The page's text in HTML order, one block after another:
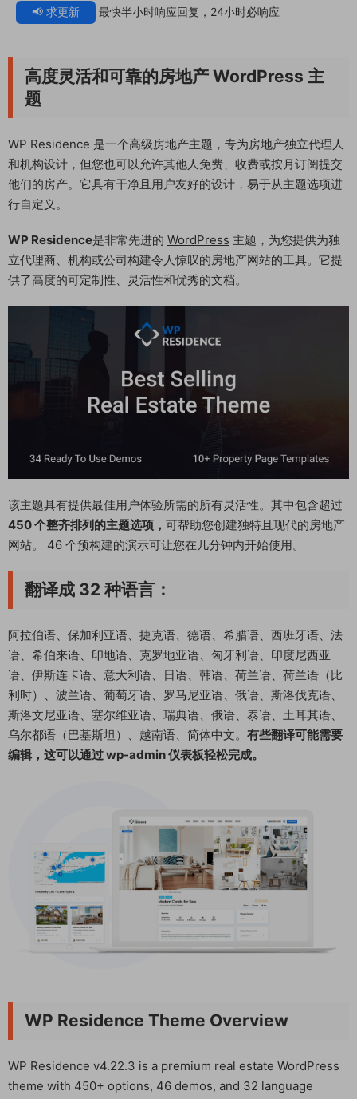
📢 求更新 最快半小时响应回复，24小时必响应
高度灵活和可靠的房地产 WordPress 主
题
WP Residence 是一个高级房地产主题，专为房地产独立代理人
和机构设计，但您也可以允许其他人免费、收费或按月订阅提交
他们的房产。它具有干净且用户友好的设计，易于从主题选项进
行自定义。
WP Residence是非常先进的 WordPress 主题，为您提供为独
立代理商、机构或公司构建令人惊叹的房地产网站的工具。它提
供了高度的可定制性、灵活性和优秀的文档。
该主题具有提供最佳用户体验所需的所有灵活性。其中包含超过
450 个整齐排列的主题选项， 可帮助您创建独特且现代的房地产
网站。 46 个预构建的演示可让您在几分钟内开始使用。
翻译成 32 种语言：​
阿拉伯语、保加利亚语、捷克语、德语、希腊语、西班牙语、法
语、希伯来语、印地语、克罗地亚语、匈牙利语、印度尼西亚
语、伊斯连卡语、意大利语、日语、韩语、荷兰语、荷兰语（比
利时）、波兰语、葡萄牙语、罗马尼亚语、俄语、斯洛伐克语、
斯洛文尼亚语、塞尔维亚语、瑞典语、俄语、泰语、土耳其语、
乌尔都语（巴基斯坦）、越南语、简体中文。 有些翻译可能需要
编辑，这可以通过 wp-admin 仪表板轻松完成。
WP Residence Theme Overview
WP Residence v4.22.3 is a premium real estate WordPress
theme with 450+ options, 46 demos, and 32 language